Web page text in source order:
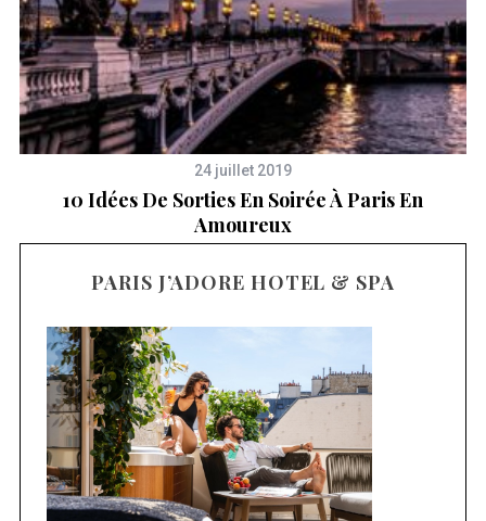
24 juillet 2019
10 Idées De Sorties En Soirée À Paris En
Amoureux
PARIS J’ADORE HOTEL & SPA